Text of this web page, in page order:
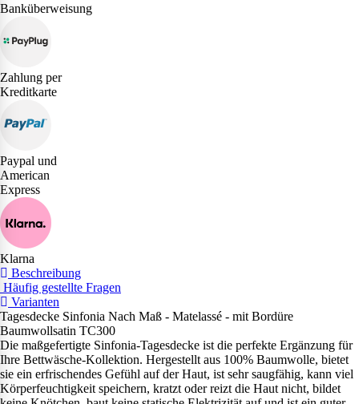
Banküberweisung
Zahlung per
Kreditkarte
Paypal und
American
Express
Klarna
Beschreibung
Häufig gestellte Fragen
Varianten
Tagesdecke Sinfonia Nach Maß - Matelassé - mit Bordüre
Baumwollsatin TC300
Die maßgefertigte Sinfonia-Tagesdecke ist die perfekte Ergänzung für
Ihre Bettwäsche-Kollektion. Hergestellt aus 100% Baumwolle, bietet
sie ein erfrischendes Gefühl auf der Haut, ist sehr saugfähig, kann viel
Körperfeuchtigkeit speichern, kratzt oder reizt die Haut nicht, bildet